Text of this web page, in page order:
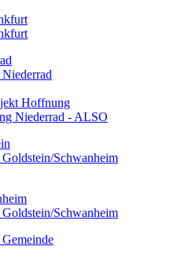
Hoffnung
Niederrad - ALSO
Schwanheim
Schwanheim